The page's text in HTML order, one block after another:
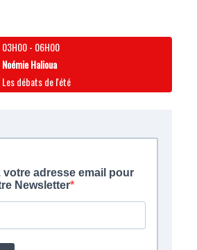
03H00- 06H00
Noémie Halioua
Les débats de l'été